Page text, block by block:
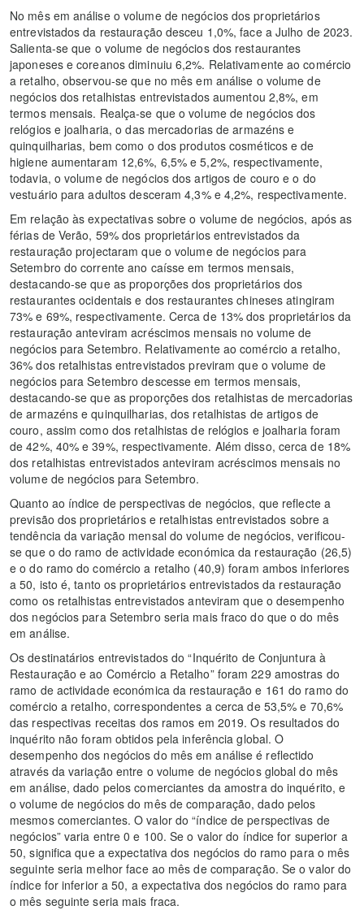
No mês em análise o volume de negócios dos proprietários
entrevistados da restauração desceu 1,0%, face a Julho de 2023.
Salienta-se que o volume de negócios dos restaurantes
japoneses e coreanos diminuiu 6,2%. Relativamente ao comércio
a retalho, observou-se que no mês em análise o volume de
negócios dos retalhistas entrevistados aumentou 2,8%, em
termos mensais. Realça-se que o volume de negócios dos
relógios e joalharia, o das mercadorias de armazéns e
quinquilharias, bem como o dos produtos cosméticos e de
higiene aumentaram 12,6%, 6,5% e 5,2%, respectivamente,
todavia, o volume de negócios dos artigos de couro e o do
vestuário para adultos desceram 4,3% e 4,2%, respectivamente.
Em relação às expectativas sobre o volume de negócios, após as
férias de Verão, 59% dos proprietários entrevistados da
restauração projectaram que o volume de negócios para
Setembro do corrente ano caísse em termos mensais,
destacando-se que as proporções dos proprietários dos
restaurantes ocidentais e dos restaurantes chineses atingiram
73% e 69%, respectivamente. Cerca de 13% dos proprietários da
restauração anteviram acréscimos mensais no volume de
negócios para Setembro. Relativamente ao comércio a retalho,
36% dos retalhistas entrevistados previram que o volume de
negócios para Setembro descesse em termos mensais,
destacando-se que as proporções dos retalhistas de mercadorias
de armazéns e quinquilharias, dos retalhistas de artigos de
couro, assim como dos retalhistas de relógios e joalharia foram
de 42%, 40% e 39%, respectivamente. Além disso, cerca de 18%
dos retalhistas entrevistados anteviram acréscimos mensais no
volume de negócios para Setembro.
Quanto ao índice de perspectivas de negócios, que reflecte a
previsão dos proprietários e retalhistas entrevistados sobre a
tendência da variação mensal do volume de negócios, verificou-
se que o do ramo de actividade económica da restauração (26,5)
e o do ramo do comércio a retalho (40,9) foram ambos inferiores
a 50, isto é, tanto os proprietários entrevistados da restauração
como os retalhistas entrevistados anteviram que o desempenho
dos negócios para Setembro seria mais fraco do que o do mês
em análise.
Os destinatários entrevistados do “Inquérito de Conjuntura à
Restauração e ao Comércio a Retalho” foram 229 amostras do
ramo de actividade económica da restauração e 161 do ramo do
comércio a retalho, correspondentes a cerca de 53,5% e 70,6%
das respectivas receitas dos ramos em 2019. Os resultados do
inquérito não foram obtidos pela inferência global. O
desempenho dos negócios do mês em análise é reflectido
através da variação entre o volume de negócios global do mês
em análise, dado pelos comerciantes da amostra do inquérito, e
o volume de negócios do mês de comparação, dado pelos
mesmos comerciantes. O valor do “índice de perspectivas de
negócios” varia entre 0 e 100. Se o valor do índice for superior a
50, significa que a expectativa dos negócios do ramo para o mês
seguinte seria melhor face ao mês de comparação. Se o valor do
índice for inferior a 50, a expectativa dos negócios do ramo para
o mês seguinte seria mais fraca.